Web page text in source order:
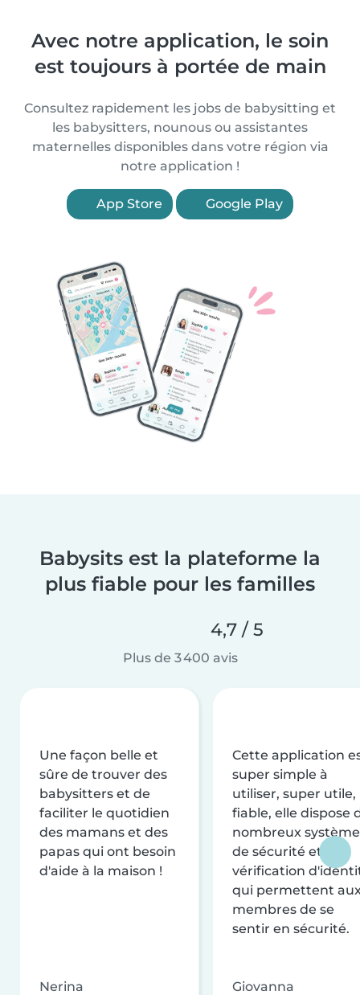
Avec notre application, le soin
est toujours à portée de main
Consultez rapidement les jobs de babysitting et
les babysitters, nounous ou assistantes
maternelles disponibles dans votre région via
notre application !
App Store Google Play
Babysits est la plateforme la
plus fiable pour les familles
4,7 / 5
Plus de 3 400 avis
Une façon belle et
sûre de trouver des
babysitters et de
faciliter le quotidien
des mamans et des
papas qui ont besoin
d'aide à la maison !
Nerina
Cette application
super simple à
utiliser, super utile,
fiable, elle dispose
nombreux
de sécurité et de
vérification
qui permettent
membres de se
sentir en sécurité.
Giovanna